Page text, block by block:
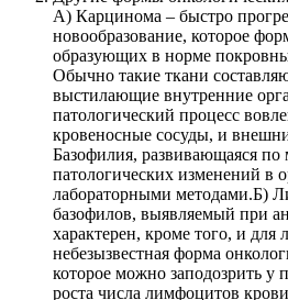
А) Карцинома – быстро
новообразование, которое
образующих в норме
Обычно такие ткани
выстилающие внутренние
патологический процесс
кровеносные сосуды, и
Базофилия, развивающаяся
патологических изменений в
лабораторными методами.Б)
базофилов, выявляемый при
характерен, кроме того, и
небезызвестная форма
которое можно заподозрить у
роста числа лимфоцитов